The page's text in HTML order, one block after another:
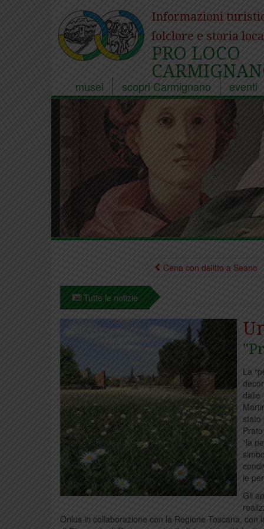
Informazioni
folclore e storia
PRO LOCO
musei scopri Carmignano eventi
Cena con delitto a Seano
Tutte le notizie
La
dalle
stato
“la
le
Gli
Onlus in collaborazione con la Regione Toscana, con